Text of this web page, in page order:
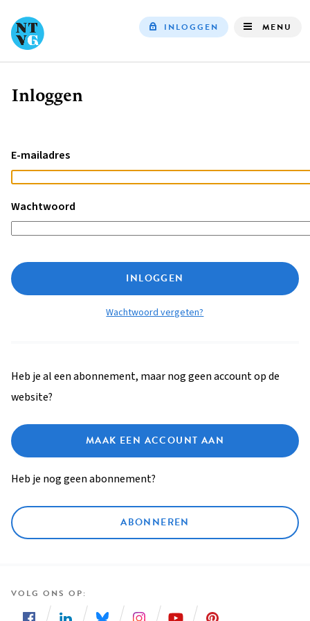
INLOGGEN MENU
Kruimelpad
Inloggen
E-mailadres
Wachtwoord
INLOGGEN
Wachtwoord vergeten?
Heb je al een abonnement, maar nog geen account op de
website?
MAAK EEN ACCOUNT AAN
Heb je nog geen abonnement?
ABONNEREN
VOLG ONS OP